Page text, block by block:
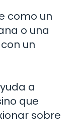
como un
o una
un
a
que
sobre